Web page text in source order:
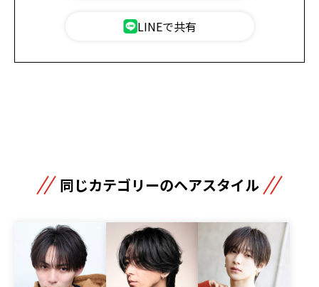
LINEで共有
同じカテゴリーのヘアスタイル